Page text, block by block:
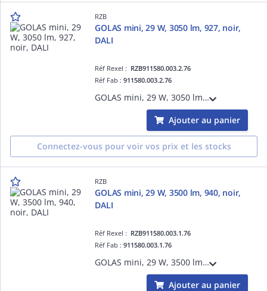
RZB
GOLAS mini, 29 W, 3050 lm, 927, noir,
DALI
Réf Rexel : RZB911580.003.2.76
Réf Fab :911580.003.2.76
GOLAS mini, 29 W, 3050 lm, 927, noir, DALI, Projecteurs à encastrer, D 143 H 3 HEL 115, 72°
Ajouter au panier
Connectez-vous pour voir vos prix et les stocks
RZB
GOLAS mini, 29 W, 3500 lm, 940, noir,
DALI
Réf Rexel : RZB911580.003.1.76
Réf Fab :911580.003.1.76
GOLAS mini, 29 W, 3500 lm, 940, noir, DALI, Projecteurs à encastrer, D 143 H 3 HEL 115, 72°
Ajouter au panier